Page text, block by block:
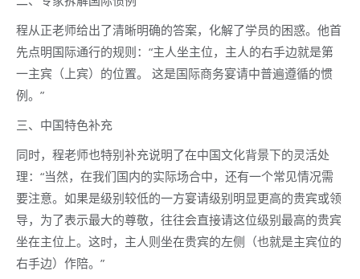
程从正老师给出了清晰明确的答案，化解了学员的困惑。他首
先点明国际通行的规则：“主人坐主位，主人的右手边就是第
一主宾（上宾）的位置。 这是国际商务宴请中普遍遵循的惯
例。”
三、中国特色补充
同时，程老师也特别补充说明了在中国文化背景下的灵活处
理：“当然，在我们国内的实际场合中，还有一个常见情况需
要注意。如果是级别较低的一方宴请级别明显更高的贵宾或领
导，为了表示最大的尊敬，往往会直接请这位级别最高的贵宾
坐在主位上。这时，主人则坐在贵宾的左侧（也就是主宾位的
右手边）作陪。”